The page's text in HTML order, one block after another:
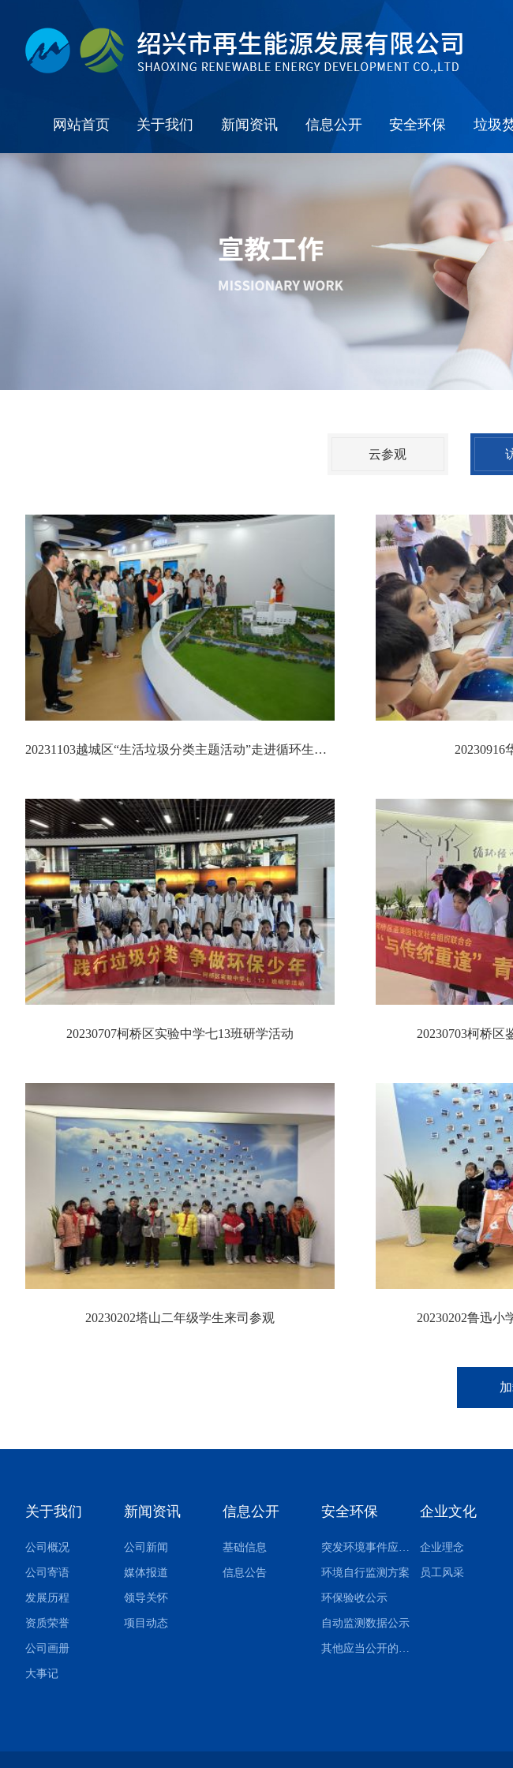
网站首页 关于我们 新闻资讯 信息公开 安全环保 垃圾
云参观
20231103越城区“生活垃圾分类主题活动”走进循环生态产业园（一期）再生资源发电厂 20230916
20230707柯桥区实验中学七13班研学活动 20230703柯桥
20230202塔山二年级学生来司参观 20230202鲁迅
关于我们
公司概况
公司寄语
发展历程
资质荣誉
公司画册
大事记
新闻资讯
公司新闻
媒体报道
领导关怀
项目动态
信息公开
基础信息
信息公告
安全环保
突发环境事件应急预案
环境自行监测方案
环保验收公示
自动监测数据公示
其他应当公开的环境信息
企业文化
企业理念
员工风采